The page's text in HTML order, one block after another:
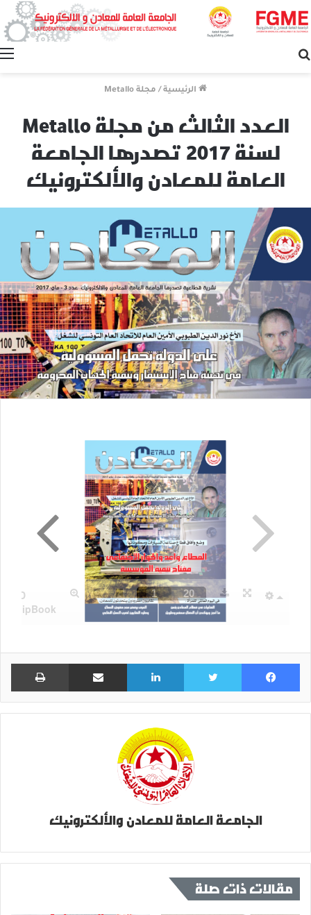
الرئيسية / مجلة Metallo
العدد الثالث من مجلة Metallo
لسنة 2017 تصدرها الجامعة
العامة للمعادن والألكترونيك
فيسبوك تويتر لينكدإن مشاركة عبر البريد
الجامعة العامة للمعادن والألكترونيك
مقالات ذات صلة